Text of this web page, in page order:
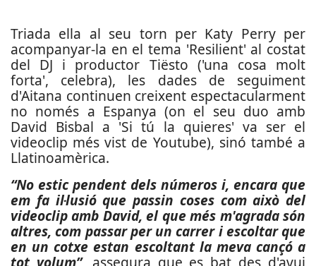
Triada ella al seu torn per Katy Perry per
acompanyar-la en el tema 'Resilient' al costat
del DJ i productor Tiësto ('una cosa molt
forta', celebra), les dades de seguiment
d'Aitana continuen creixent espectacularment
no només a Espanya (on el seu duo amb
David Bisbal a 'Si tú la quieres' va ser el
videoclip més vist de Youtube), sinó també a
Llatinoamèrica.
“No estic pendent dels números i, encara que
em fa il·lusió que passin coses com això del
videoclip amb David, el que més m'agrada són
altres, com passar per un carrer i escoltar que
en un cotxe estan escoltant la meva cançó a
tot volum”, assegura que es bat des d'avui